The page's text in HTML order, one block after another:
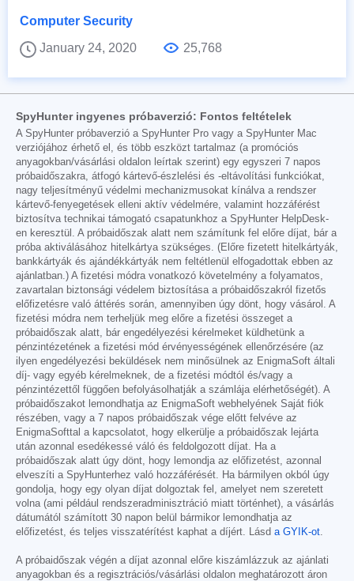
Computer Security
January 24, 2020
25,768
SpyHunter ingyenes próbaverzió: Fontos feltételek
A SpyHunter próbaverzió a SpyHunter Pro vagy a SpyHunter Mac
verziójához érhető el, és több eszközt tartalmaz (a promóciós
anyagokban/vásárlási oldalon leírtak szerint) egy egyszeri 7 napos
próbaidőszakra, átfogó kártevő-észlelési és -eltávolítási funkciókat,
nagy teljesítményű védelmi mechanizmusokat kínálva a rendszer
kártevő-fenyegetések elleni aktív védelmére, valamint hozzáférést
biztosítva technikai támogató csapatunkhoz a SpyHunter HelpDesk-
en keresztül. A próbaidőszak alatt nem számítunk fel előre díjat, bár a
próba aktiválásához hitelkártya szükséges. (Előre fizetett hitelkártyák,
bankkártyák és ajándékkártyák nem feltétlenül elfogadottak ebben az
ajánlatban.) A fizetési módra vonatkozó követelmény a folyamatos,
zavartalan biztonsági védelem biztosítása a próbaidőszakról fizetős
előfizetésre való áttérés során, amennyiben úgy dönt, hogy vásárol. A
fizetési módra nem terheljük meg előre a fizetési összeget a
próbaidőszak alatt, bár engedélyezési kérelmeket küldhetünk a
pénzintézetének a fizetési mód érvényességének ellenőrzésére (az
ilyen engedélyezési beküldések nem minősülnek az EnigmaSoft általi
díj- vagy egyéb kérelmeknek, de a fizetési módtól és/vagy a
pénzintézettől függően befolyásolhatják a számlája elérhetőségét). A
próbaidőszakot lemondhatja az EnigmaSoft webhelyének Saját fiók
részében, vagy a 7 napos próbaidőszak vége előtt felvéve az
EnigmaSofttal a kapcsolatot, hogy elkerülje a próbaidőszak lejárta
után azonnal esedékessé váló és feldolgozott díjat. Ha a
próbaidőszak alatt úgy dönt, hogy lemondja az előfizetést, azonnal
elveszíti a SpyHunterhez való hozzáférését. Ha bármilyen okból úgy
gondolja, hogy egy olyan díjat dolgoztak fel, amelyet nem szeretett
volna (ami például rendszeradminisztráció miatt történhet), a vásárlás
dátumától számított 30 napon belül bármikor lemondhatja az
előfizetést, és teljes visszatérítést kaphat a díjért. Lásd a GYIK-ot.
A próbaidőszak végén a díjat azonnal előre kiszámlázzuk az ajánlati
anyagokban és a regisztrációs/vásárlási oldalon meghatározott áron